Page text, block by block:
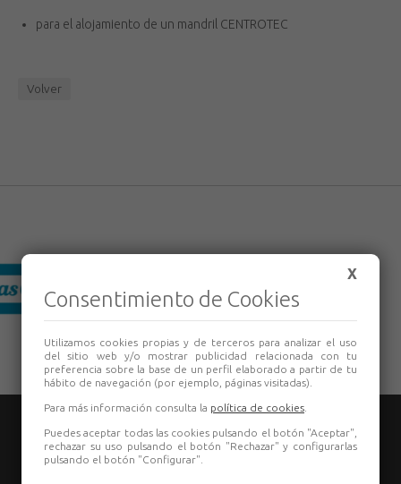
para el alojamiento de un mandril CENTROTEC
Volver
X
Consentimiento de Cookies
Utilizamos cookies propias y de terceros para analizar el uso
del sitio web y/o mostrar publicidad relacionada con tu
preferencia sobre la base de un perfil elaborado a partir de tu
hábito de navegación (por ejemplo, páginas visitadas).
Para más información consulta la política de cookies
Puedes aceptar todas las cookies pulsando el botón "Aceptar",
rechazar su uso pulsando el botón "Rechazar" y configurarlas
pulsando el botón "Configurar".